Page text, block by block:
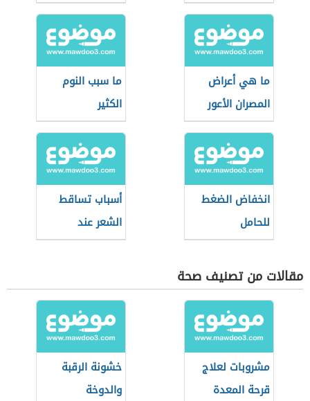
فيديو
ما هي أعراض
المصران الأعور
ما سبب النوم
الكثير
انخفاض الضغط
للحامل
أسباب تساقط
الشعر عند
الأطفال
مقالات من تصنيف صحة
مشروبات لعلاج
قرحة المعدة
خشونة الرقبة
والدوخة